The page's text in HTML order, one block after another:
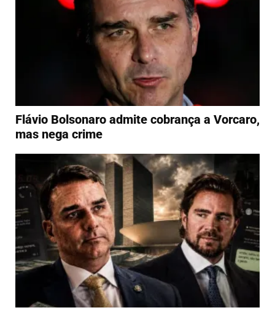
Flávio Bolsonaro admite cobrança a Vorcaro,
mas nega crime